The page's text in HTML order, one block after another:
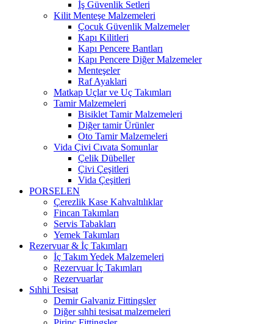
İş Güvenlik Setleri
Kilit Menteşe Malzemeleri
Çocuk Güvenlik Malzemeler
Kapı Kilitleri
Kapı Pencere Bantları
Kapı Pencere Diğer Malzemeler
Menteşeler
Raf Ayaklari
Matkap Uçlar ve Uç Takımları
Tamir Malzemeleri
Bisiklet Tamir Malzemeleri
Diğer tamir Ürünler
Oto Tamir Malzemeleri
Vida Çivi Cıvata Somunlar
Çelik Dübeller
Çivi Çeşitleri
Vida Çeşitleri
PORSELEN
Çerezlik Kase Kahvaltılıklar
Fincan Takımları
Servis Tabakları
Yemek Takımları
Rezervuar & İç Takımları
İç Takım Yedek Malzemeleri
Rezervuar İç Takımları
Rezervuarlar
Sıhhi Tesisat
Demir Galvaniz Fittingsler
Diğer sıhhi tesisat malzemeleri